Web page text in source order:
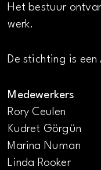
Het bestuur
werk.
De stichting is een
Medewerkers
Rory Ceulen
Kudret Görgün
Marina Numan
Linda Rooker